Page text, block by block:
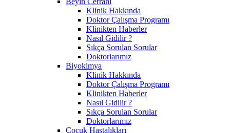
Klinik Hakkında
Doktor Çalışma Programı
Klinikten Haberler
Nasıl Gidilir ?
Sıkça Sorulan Sorular
Doktorlarımız
Biyokimya
Klinik Hakkında
Doktor Çalışma Programı
Klinikten Haberler
Nasıl Gidilir ?
Sıkça Sorulan Sorular
Doktorlarımız
Çocuk Hastalıkları